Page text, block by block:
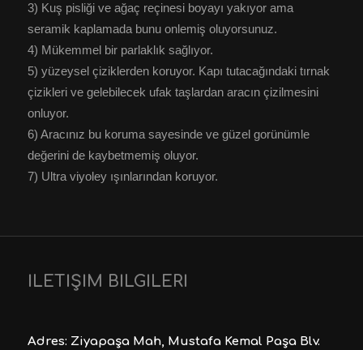
3) Kuş pisliği ve ağaç reçinesi boyayı yakıyor ama
seramik kaplamada bunu onlemiş oluyorsunuz.
4) Mükemmel bir parlaklık sağlıyor.
5) yüzeysel çiziklerden koruyor. Kapı tutacağındaki tırnak
çizikleri ve gelebilecek ufak taşlardan aracın çizilmesini
onluyor.
6) Aracınız bu koruma sayesinde ve güzel gorünümle
değerini de kaybetmemiş oluyor.
7) Ultra viyoley ışınlarından koruyor.
İLETİŞİM BİLGİLERİ
Adres: Ziyapaşa Mah, Mustafa Kemal Paşa Blv.